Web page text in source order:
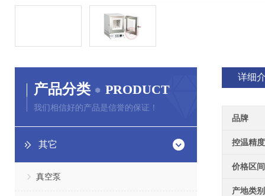
产品分类 PRODUCT
我们相信好的产品是信誉的保证！
其它
真空泵
详细
品牌
控温精度
价格区间
产地类别